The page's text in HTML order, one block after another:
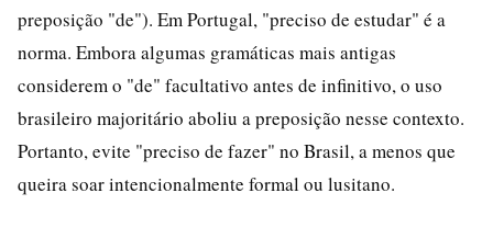
preposição "de"). Em Portugal, "preciso de estudar" é a
norma. Embora algumas gramáticas mais antigas
considerem o "de" facultativo antes de infinitivo, o uso
brasileiro majoritário aboliu a preposição nesse contexto.
Portanto, evite "preciso de fazer" no Brasil, a menos que
queira soar intencionalmente formal ou lusitano.